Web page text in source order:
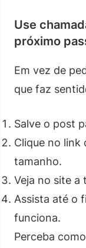
Use
próximo
Em vez de
que faz
Salve o post
Clique no link
tamanho.
Veja no site a
Assista até o
funciona.
Perceba